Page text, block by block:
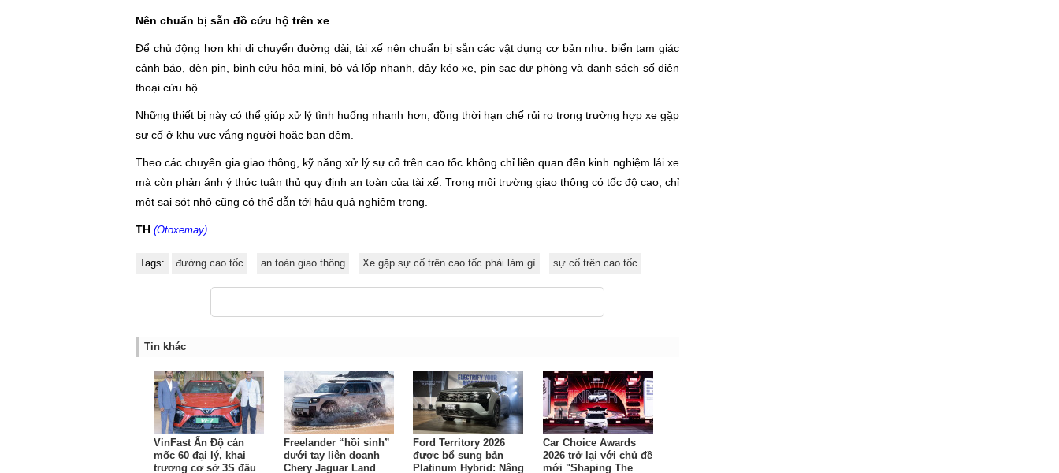
Nên chuẩn bị sẵn đồ cứu hộ trên xe
Để chủ động hơn khi di chuyển đường dài, tài xế nên chuẩn bị sẵn các vật dụng cơ bản như: biển tam giác
cảnh báo, đèn pin, bình cứu hỏa mini, bộ vá lốp nhanh, dây kéo xe, pin sạc dự phòng và danh sách số điện
thoại cứu hộ.
Những thiết bị này có thể giúp xử lý tình huống nhanh hơn, đồng thời hạn chế rủi ro trong trường hợp xe gặp
sự cố ở khu vực vắng người hoặc ban đêm.
Theo các chuyên gia giao thông, kỹ năng xử lý sự cố trên cao tốc không chỉ liên quan đến kinh nghiệm lái xe
mà còn phản ánh ý thức tuân thủ quy định an toàn của tài xế. Trong môi trường giao thông có tốc độ cao, chỉ
một sai sót nhỏ cũng có thể dẫn tới hậu quả nghiêm trọng.
TH (Otoxemay)
Tags: đường cao tốc an toàn giao thông Xe gặp sự cố trên cao tốc phải làm gì sự cố trên cao tốc
Tin khác
VinFast Ấn Độ cán
mốc 60 đại lý, khai
trương cơ sở 3S đầu
Freelander “hồi sinh”
dưới tay liên doanh
Chery Jaguar Land
Ford Territory 2026
được bổ sung bản
Platinum Hybrid: Nâng
Car Choice Awards
2026 trở lại với chủ đề
mới "Shaping The